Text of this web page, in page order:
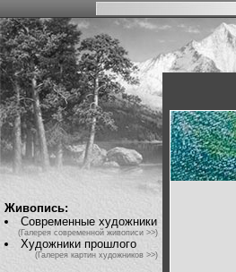
Живопись:
Современные художники
(Галерея современной живописи >>)
Художники прошлого
(Галерея картин художников >>)